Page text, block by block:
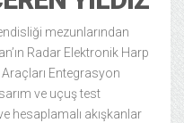
mezunlarından
Radar Elektronik Harp
Entegrasyon
ve uçuş test
hesaplamalı akışkanlar